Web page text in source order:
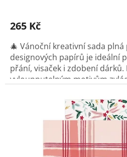
265 Kč
🎄 Vánoční kreativní sada
designových papírů je ideální
přání, visaček i zdobení dárků.
vyloupnutelným motivům
blízké ručně vyrobenými